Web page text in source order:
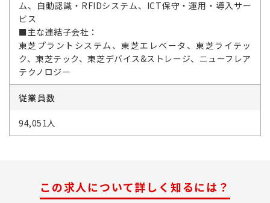
ム、自動認識・RFIDシステム、ICT保守・運用・導入サー
ビス
■主な連結子会社：
東芝プラントシステム、東芝エレベータ、東芝ライテッ
ク、東芝テック、東芝デバイス&ストレージ、ニューフレア
テクノロジー
従業員数
94,051人
この求人について詳しく知るには？